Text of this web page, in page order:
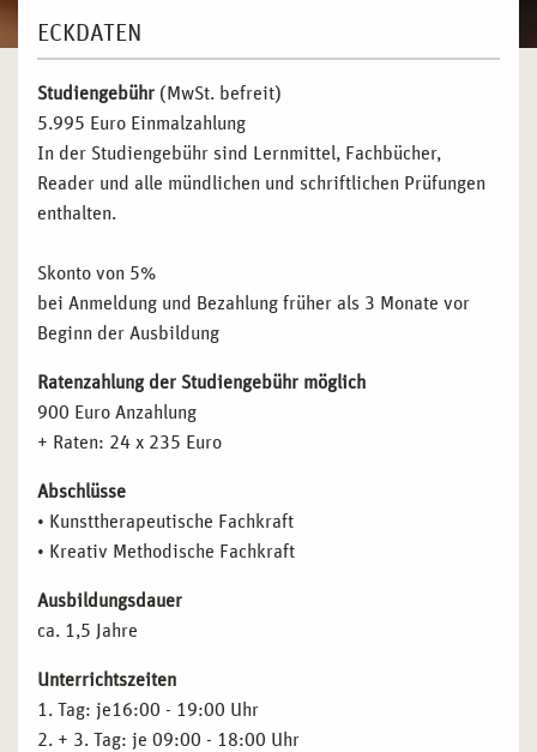
ECKDATEN
Studiengebühr (MwSt. befreit)
5.995 Euro Einmalzahlung
In der Studiengebühr sind Lernmittel, Fachbücher,
Reader und alle mündlichen und schriftlichen Prüfungen
enthalten.
Skonto von 5%
bei Anmeldung und Bezahlung früher als 3 Monate vor
Beginn der Ausbildung
Ratenzahlung der Studiengebühr möglich
900 Euro Anzahlung
+ Raten: 24 x 235 Euro
Abschlüsse
• Kunsttherapeutische Fachkraft
• Kreativ Methodische Fachkraft
Ausbildungsdauer
ca. 1,5 Jahre
Unterrichtszeiten
1. Tag: je16:00 - 19:00 Uhr
2. + 3. Tag: je 09:00 - 18:00 Uhr